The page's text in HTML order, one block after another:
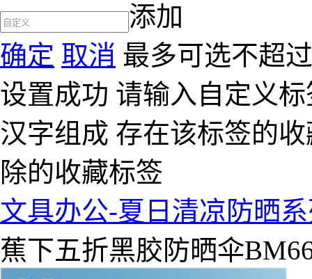
添加
确定 取消 最多可选不超
设置成功 请输入自定义
汉字组成 存在该标签的
除的收藏标签
文具办公-夏日清凉防晒
蕉下五折黑胶防晒伞